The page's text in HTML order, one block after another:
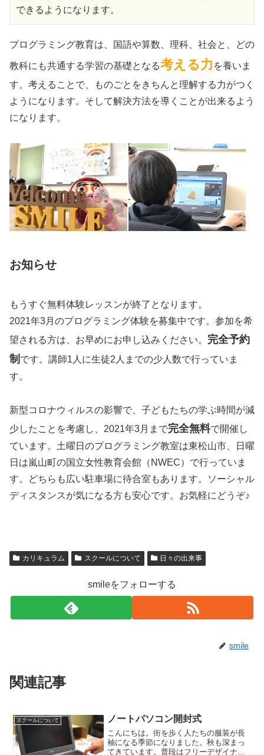
できるようになります。
プログラミング教育は、国語や算数、理科、社会と、どの
教科にも共通する学習の基礎となる考える力 を養いま
す。考えることで、ものごとをきちんと理解する力がつく
ようになります。そして解決方法を導くことが出来るよう
になります。
お知らせ
もうすぐ無料体験レッスンが終了となります。
2021年3月のプログラミング体験を募集中です。参加を希
望される方は、お早めにお申し込みください。 完全予約
制 です。講師1人に生徒2人までの少人数で行っていま
す。
新型コロナウィルスの影響で、子どもたちの学ぶ時間が減
少したことを考慮し、2021年3月まで完全無料で開催し
ています。土曜日のプログラミング教室は東松山市、日曜
日は嵐山町の国立女性教育会館（NWEC）で行っていま
す。どちらも広い駐車場に待合室もあります。ソーシャル
ディスタンスが気になる方も安心です。お気軽にどうぞ♪
カリキュラム スクールについて 日々の出来事
smileをフォローする
smile
関連記事
スクールについて ノートパソコン開封式
こんにちは。街を歩く人たちの服装が長
袖になる季節になりました。秋も深まっ
てきています。普段はフリーデザイナー